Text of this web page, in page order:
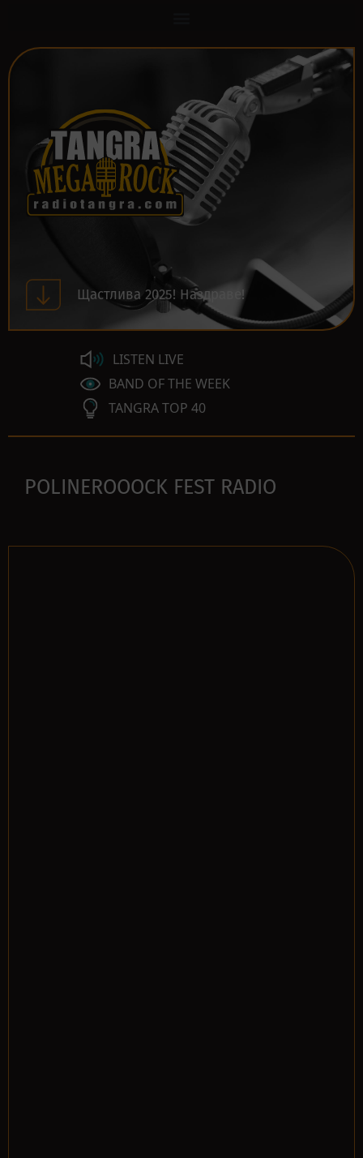
Щастлива 2025! Наздраве!
LISTEN LIVE
BAND OF THE WEEK
TANGRA TOP 40
POLINEROOOCK FEST RADIO